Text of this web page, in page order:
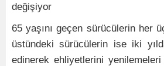
değişiyor
65 yaşını geçen sürücülerin her
üstündeki sürücülerin ise iki
edinerek ehliyetlerini